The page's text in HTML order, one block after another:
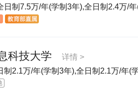
日制7.5万/年(学制3年),全日制2.4万/
科技大学
详情 >
制2.1万/年(学制3年),全日制2.1万/年(